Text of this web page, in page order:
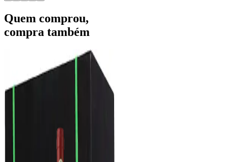
Quem comprou,
compra também
Parker
1500ml
Amayna Syrah 2022 -
Family Vineyards)
Garcés Silva Family Vineyards -